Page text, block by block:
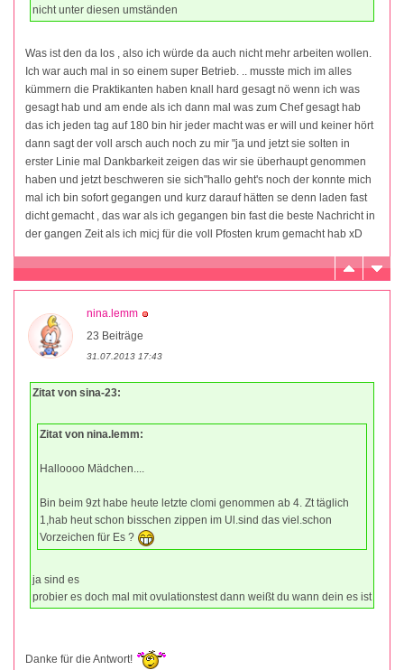
nicht unter diesen umständen
Was ist den da los , also ich würde da auch nicht mehr arbeiten wollen.
Ich war auch mal in so einem super Betrieb. .. musste mich im alles
kümmern die Praktikanten haben knall hard gesagt nö wenn ich was
gesagt hab und am ende als ich dann mal was zum Chef gesagt hab
das ich jeden tag auf 180 bin hir jeder macht was er will und keiner hört
dann sagt der voll arsch auch noch zu mir "ja und jetzt sie solten in
erster Linie mal Dankbarkeit zeigen das wir sie überhaupt genommen
haben und jetzt beschweren sie sich"hallo geht's noch der konnte mich
mal ich bin sofort gegangen und kurz darauf hätten se denn laden fast
dicht gemacht , das war als ich gegangen bin fast die beste Nachricht in
der gangen Zeit als ich micj für die voll Pfosten krum gemacht hab xD
nina.lemm
23 Beiträge
31.07.2013 17:43
Zitat von sina-23:
Zitat von nina.lemm:
Halloooo Mädchen....
Bin beim 9zt habe heute letzte clomi genommen ab 4. Zt täglich
1,hab heut schon bisschen zippen im Ul.sind das viel.schon
Vorzeichen für Es ?
ja sind es
probier es doch mal mit ovulationstest dann weißt du wann dein es ist
Danke für die Antwort!